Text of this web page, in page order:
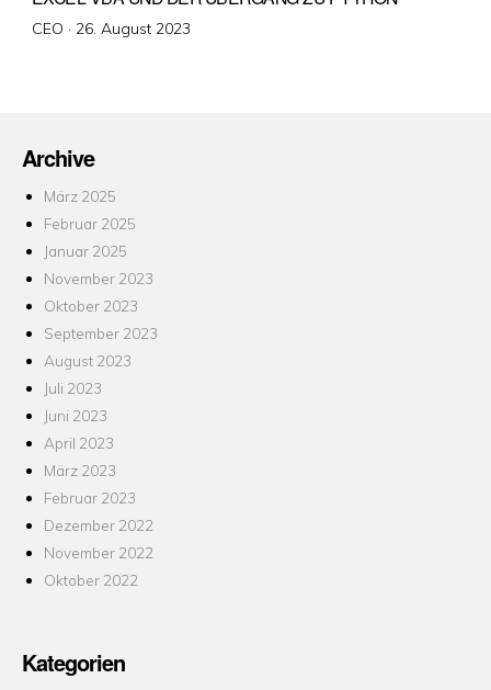
CEO · Veröffentlicht
26. August 2023
Archive
März 2025
Februar 2025
Januar 2025
November 2023
Oktober 2023
September 2023
August 2023
Juli 2023
Juni 2023
April 2023
März 2023
Februar 2023
Dezember 2022
November 2022
Oktober 2022
Kategorien